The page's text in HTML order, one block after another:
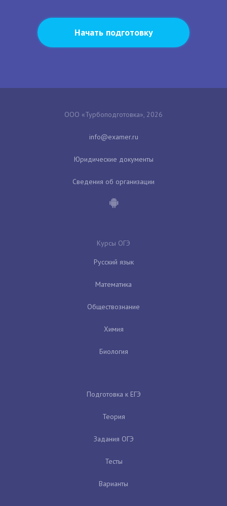
Начать подготовку
ООО «Турбоподготовка», 2026
Юридические документы
Сведения об организации
Курсы ОГЭ
Русский язык
Математика
Обществознание
Химия
Биология
Подготовка к ЕГЭ
Теория
Задания ОГЭ
Тесты
Варианты